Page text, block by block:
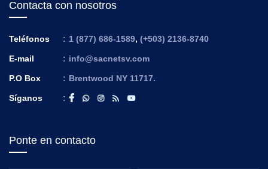
Contacta con nosotros
Teléfonos : 1 (877) 686-1589, (+503) 2136-8740
E-mail : info@sacnetsv.com
P.O Box : Brentwood NY 11717.
Síganos :
Ponte en contacto